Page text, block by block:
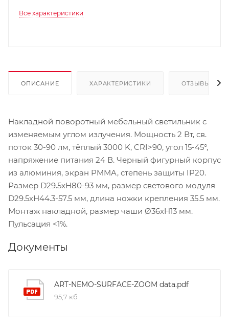
Все характеристики
ОПИСАНИЕ ХАРАКТЕРИСТИКИ ОТЗЫВЫ
Накладной поворотный мебельный светильник с
изменяемым углом излучения. Мощность 2 Вт, св.
поток 30-90 лм, тёплый 3000 K, CRI>90, угол 15-45°,
напряжение питания 24 В. Черный фигурный корпус
из алюминия, экран PMMA, степень защиты IP20.
Размер D29.5xH80-93 мм, размер светового модуля
D29.5хН44.3-57.5 мм, длина ножки крепления 35.5 мм.
Монтаж накладной, размер чаши Ø36xH13 мм.
Пульсация <1%.
Документы
ART-NEMO-SURFACE-ZOOM data.pdf
95,7 кб